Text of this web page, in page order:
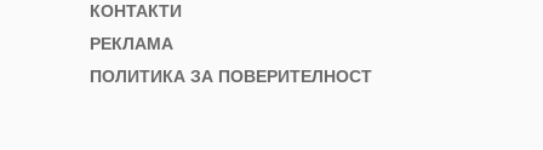
КОНТАКТИ
РЕКЛАМА
ПОЛИТИКА ЗА ПОВЕРИТЕЛНОСТ